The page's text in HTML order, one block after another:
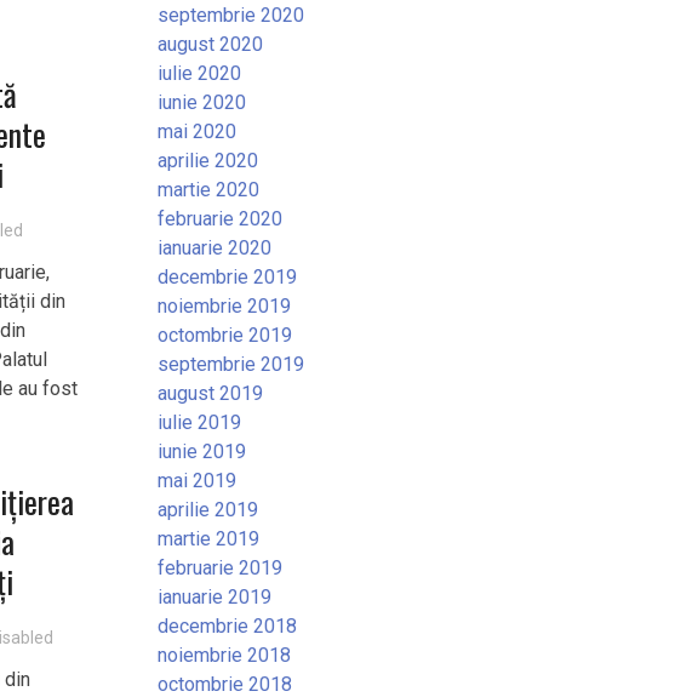
din
au fost
din
septembrie 2020
august 2020
iulie 2020
iunie 2020
mai 2020
aprilie 2020
martie 2020
februarie 2020
ianuarie 2020
decembrie 2019
noiembrie 2019
octombrie 2019
septembrie 2019
august 2019
iulie 2019
iunie 2019
mai 2019
aprilie 2019
martie 2019
februarie 2019
ianuarie 2019
decembrie 2018
noiembrie 2018
octombrie 2018